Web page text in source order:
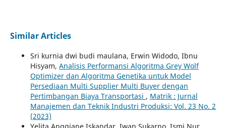
Similar Articles
Sri kurnia dwi budi maulana, Erwin Widodo, Ibnu
Hisyam, Analisis Performansi Algoritma Grey Wolf
Optimizer dan Algoritma Genetika untuk Model
Persediaan Multi Supplier Multi Buyer dengan
Pertimbangan Biaya Transportasi , Matrik : Jurnal
Manajemen dan Teknik Industri Produksi: Vol. 23 No. 2
(2023)